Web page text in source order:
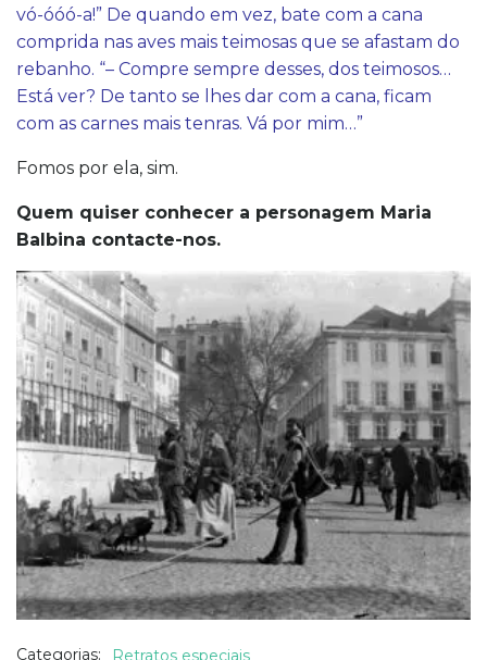
vó-óóó-a!” De quando em vez, bate com a cana
comprida nas aves mais teimosas que se afastam do
rebanho. “– Compre sempre desses, dos teimosos…
Está ver? De tanto se lhes dar com a cana, ficam
com as carnes mais tenras. Vá por mim…”
Fomos por ela, sim.
Quem quiser conhecer a personagem Maria
Balbina contacte-nos.
Categorias:
Retratos especiais